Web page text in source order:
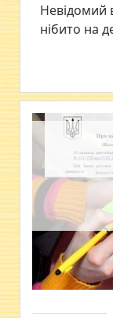
Невідомий
нібито на